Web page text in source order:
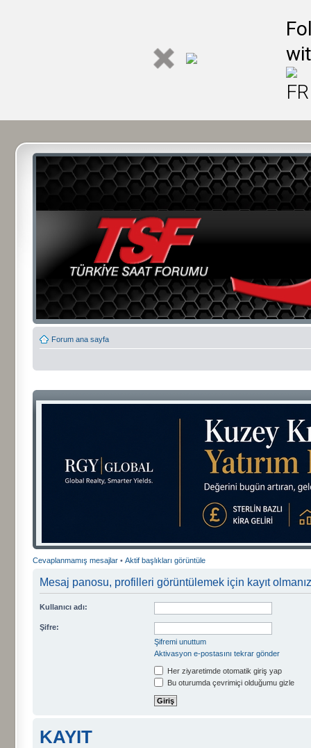
Forum ana sayfa
Cevaplanmamış mesajlar • Aktif başlıkları görüntüle
Mesaj panosu, profilleri görüntülemek için kayıt
Kullanıcı adı:
Şifre:
Şifremi unuttum
Aktivasyon e-postasını tekrar gönder
Her ziyaretimde otomatik giriş yap
Bu oturumda çevrimiçi olduğumu gizle
KAYIT